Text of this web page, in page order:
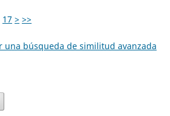
17 > >>
una búsqueda de similitud avanzada